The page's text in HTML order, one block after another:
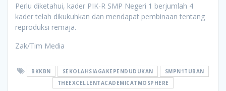
Perlu diketahui, kader PIK-R SMP Negeri 1 berjumlah 4
kader telah dikukuhkan dan mendapat pembinaan tentang
reproduksi remaja.
Zak/Tim Media
BKKBN SEKOLAHSIAGAKEPENDUDUKAN
SMPN1TUBAN
THEEXCELLENTACADEMICATMOSPHERE